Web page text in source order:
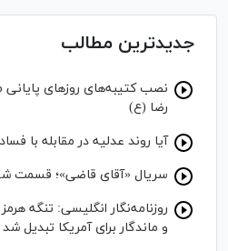
جدیدترین مطالب
نصب کتیبه‌های روز‌های پایانی
رضا (ع)
آیا روند عدلیه در مقابله با
سریال «آقای قاضی»؛
روزنامه‌نگار انگلیسی: تنگه
و ماندگار برای آمریکا تبدیل شد